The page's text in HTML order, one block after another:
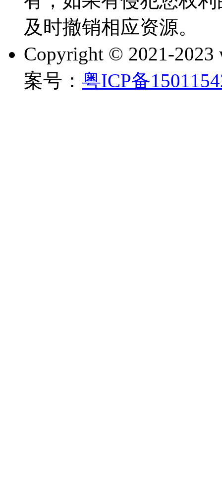
及时撤销相应资源。
Copyright © 2021-2023
案号： 粤ICP备